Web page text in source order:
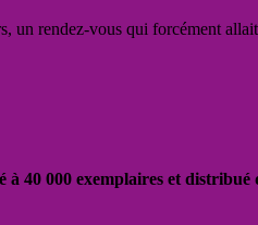
un rendez-vous qui forcément
à 40 000 exemplaires et distribué